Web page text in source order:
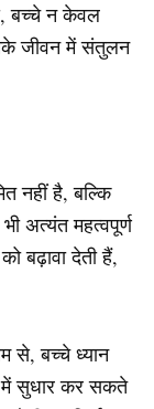
बच्चे न केवल
जीवन में संतुलन
नहीं है, बल्कि
अत्यंत महत्वपूर्ण
बढ़ावा देती हैं,
से, बच्चे ध्यान
में सुधार कर सकते